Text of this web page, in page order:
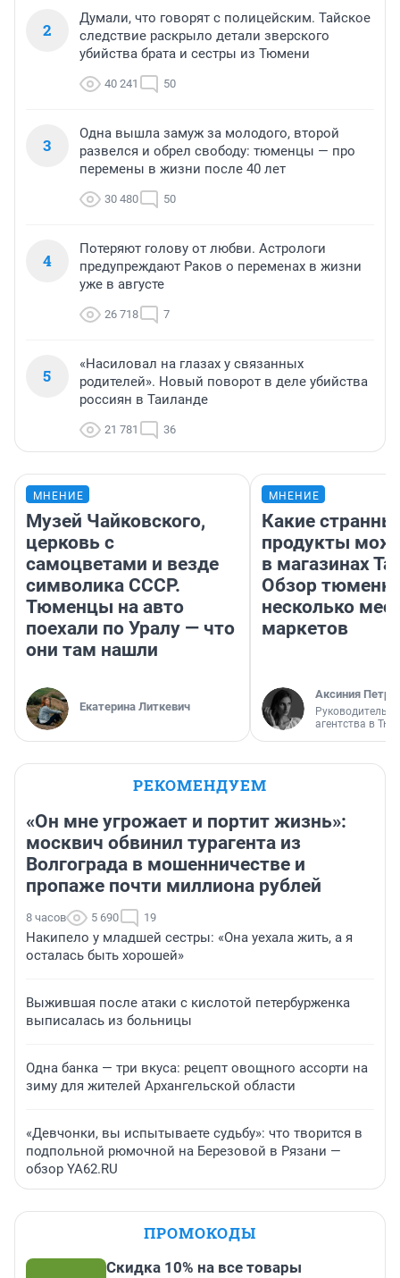
2
Думали, что говорят с полицейским. Тайское
следствие раскрыло детали зверского
убийства брата и сестры из Тюмени
40 241 50
3
Одна вышла замуж за молодого, второй
развелся и обрел свободу: тюменцы — про
перемены в жизни после 40 лет
30 480 50
4
Потеряют голову от любви. Астрологи
предупреждают Раков о переменах в жизни
уже в августе
26 718 7
5
«Насиловал на глазах у связанных
родителей». Новый поворот в деле убийства
россиян в Таиланде
21 781 36
МНЕНИЕ
Музей Чайковского,
церковь с
самоцветами и везде
символика СССР.
Тюменцы на авто
поехали по Уралу — что
они там нашли
Екатерина Литкевич
МНЕНИЕ
Какие
продукты
в магазинах
Обзор
несколько
маркетов
Аксиния
Руководитель
агентства в
РЕКОМЕНДУЕМ
«Он мне угрожает и портит жизнь»:
москвич обвинил турагента из
Волгограда в мошенничестве и
пропаже почти миллиона рублей
8 часов 5 690 19
Накипело у младшей сестры: «Она уехала жить, а я
осталась быть хорошей»
Выжившая после атаки с кислотой петербурженка
выписалась из больницы
Одна банка — три вкуса: рецепт овощного ассорти на
зиму для жителей Архангельской области
«Девчонки, вы испытываете судьбу»: что творится в
подпольной рюмочной на Березовой в Рязани —
обзор YA62.RU
ПРОМОКОДЫ
Скидка 10% на все товары